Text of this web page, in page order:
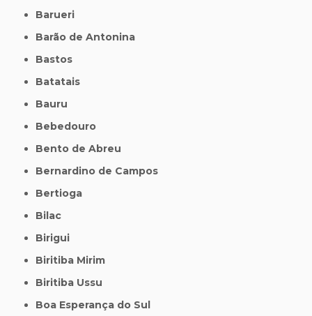
Barueri
Barão de Antonina
Bastos
Batatais
Bauru
Bebedouro
Bento de Abreu
Bernardino de Campos
Bertioga
Bilac
Birigui
Biritiba Mirim
Biritiba Ussu
Boa Esperança do Sul